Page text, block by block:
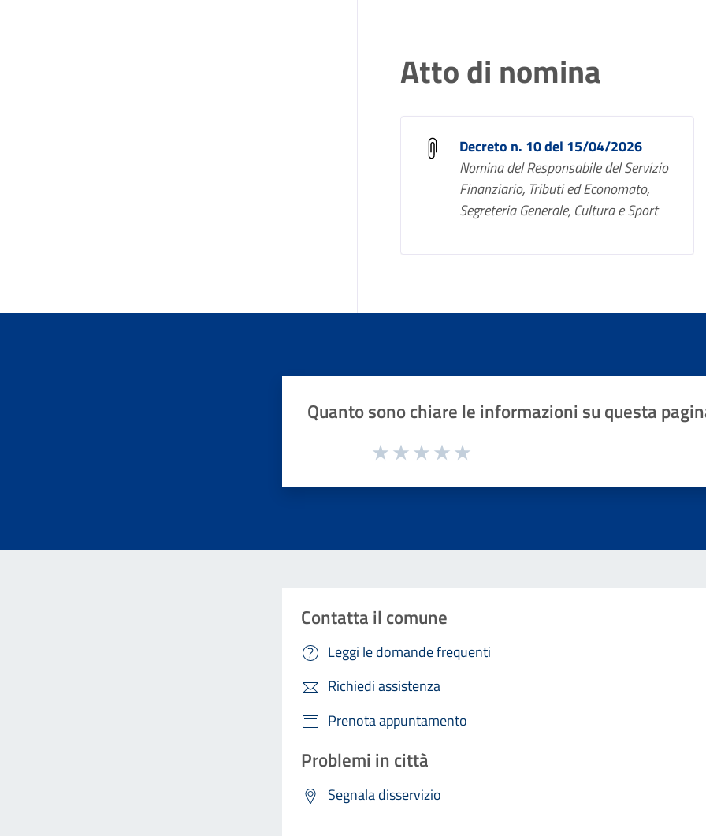
Atto di nomina
Decreto n. 10 del 15/04/2026
Nomina del Responsabile del Servizio
Finanziario, Tributi ed Economato,
Segreteria Generale, Cultura e Sport
Quanto sono chiare le informazioni su questa
Valuta da 1 a 5 stelle la pagina
Contatta il comune
Leggi le domande frequenti
Richiedi assistenza
Prenota appuntamento
Problemi in città
Segnala disservizio